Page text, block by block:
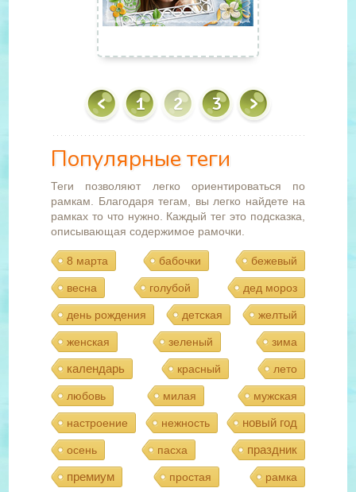
1 2 3
Популярные теги
Теги позволяют легко ориентироваться по
рамкам. Благодаря тегам, вы легко найдете на
рамках то что нужно. Каждый тег это подсказка,
описывающая содержимое рамочки.
8 марта бабочки бежевый
весна голубой дед мороз
день рождения детская желтый
женская зеленый зима
календарь красный лето
любовь милая мужская
настроение нежность новый год
осень пасха
праздник
премиум
простая рамка